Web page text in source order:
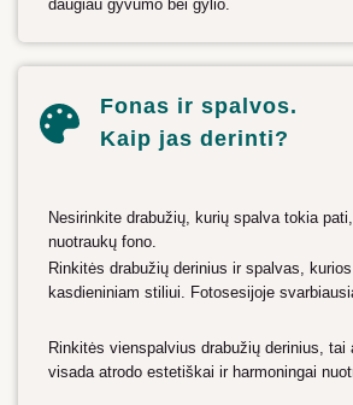
daugiau gyvumo bei gylio.
Fonas ir spalvos.
Kaip jas derinti?
Nesirinkite drabužių, kurių spalva tokia
nuotraukų fono.
Rinkitės drabužių derinius ir spalvas,
kasdieniniam stiliui. Fotosesijoje
Rinkitės vienspalvius drabužių derinius, tai
visada atrodo estetiškai ir harmoningai